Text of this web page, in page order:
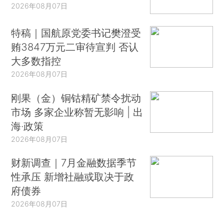
2026年08月07日
特稿｜国航原党委书记樊澄受
贿3847万元二审待宣判 否认
大多数指控
2026年08月07日
刚果（金）铜钴精矿禁令扰动
市场 多家企业称暂无影响 | 出
海·政策
2026年08月07日
财新调查｜7月金融数据季节
性承压 新增社融或取决于政
府债券
2026年08月07日